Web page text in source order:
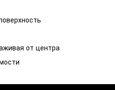
от центра